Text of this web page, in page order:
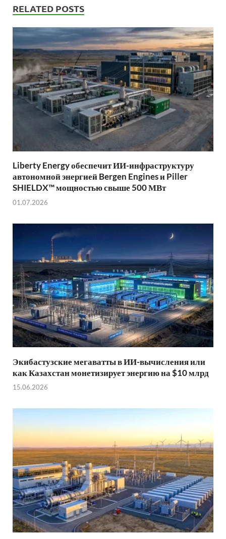
RELATED POSTS
Liberty Energy обеспечит ИИ-инфраструктуру
автономной энергией Bergen Engines и Piller
SHIELDX™ мощностью свыше 500 МВт
01.07.2026
Экибастузские мегаватты в ИИ-вычисления или
как Казахстан монетизирует энергию на $10 млрд
15.06.2026